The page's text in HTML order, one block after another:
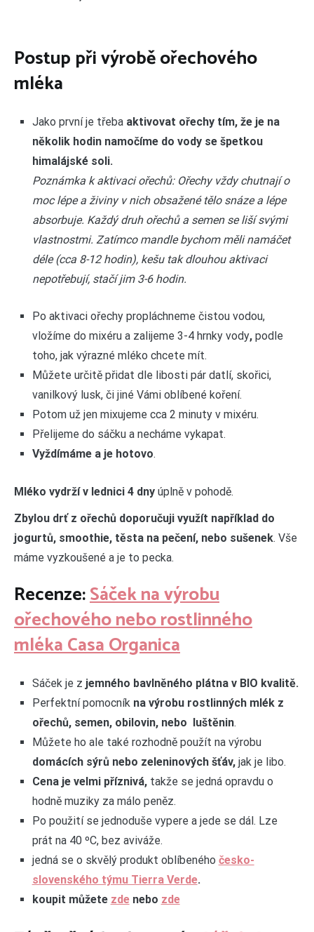
Postup při výrobě ořechového
mléka
Jako první je třeba aktivovat ořechy tím, že je na
několik hodin namočíme do vody se špetkou
himalájské soli.
Poznámka k aktivaci ořechů: Ořechy vždy chutnají o
moc lépe a živiny v nich obsažené tělo snáze a lépe
absorbuje. Každý druh ořechů a semen se liší svými
vlastnostmi. Zatímco mandle bychom měli namáčet
déle (cca 8-12 hodin), kešu tak dlouhou aktivaci
nepotřebují, stačí jim 3-6 hodin.
Po aktivaci ořechy propláchneme čistou vodou,
vložíme do mixéru a zalijeme 3-4 hrnky vody, podle
toho, jak výrazné mléko chcete mít.
Můžete určitě přidat dle libosti pár datlí, skořici,
vanilkový lusk, či jiné Vámi oblíbené koření.
Potom už jen mixujeme cca 2 minuty v mixéru.
Přelijeme do sáčku a necháme vykapat.
Vyždímáme a je hotovo.
Mléko vydrží v lednici 4 dny úplně v pohodě.
Zbylou drť z ořechů doporučuji využít například do
jogurtů, smoothie, těsta na pečení, nebo sušenek. Vše
máme vyzkoušené a je to pecka.
Recenze:Sáček na výrobu
ořechového nebo rostlinného
mléka Casa Organica
Sáček je z jemného bavlněného plátna v BIO kvalitě.
Perfektní pomocníkna výrobu rostlinných mlék z
ořechů, semen, obilovin, nebo luštěnin.
Můžete ho ale také rozhodně použít na výrobu
domácích sýrů nebo zeleninových šťáv,jak je libo.
Cena je velmi příznivá,takže se jedná opravdu o
hodně muziky za málo peněz.
Po použití se jednoduše vypere a jede se dál. Lze
prát na 40 ºC, bez aviváže.
jedná se o skvělý produkt oblíbeného česko-
slovenského týmu Tierra Verde.
koupit můžete zdenebo zde